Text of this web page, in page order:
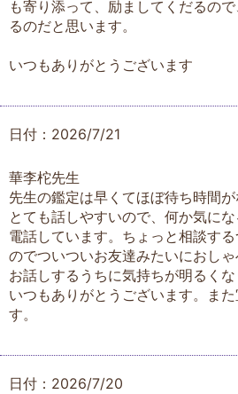
も寄り添って、励ましてくだるの
るのだと思います。
いつもありがとうございます
日付：2026/7/21
華李柁先生
先生の鑑定は早くてほぼ待ち時間が
とても話しやすいので、何か気に
電話しています。ちょっと相談す
のでついついお友達みたいにおしゃ
お話しするうちに気持ちが明るくな
いつもありがとうございます。ま
す。
日付：2026/7/20